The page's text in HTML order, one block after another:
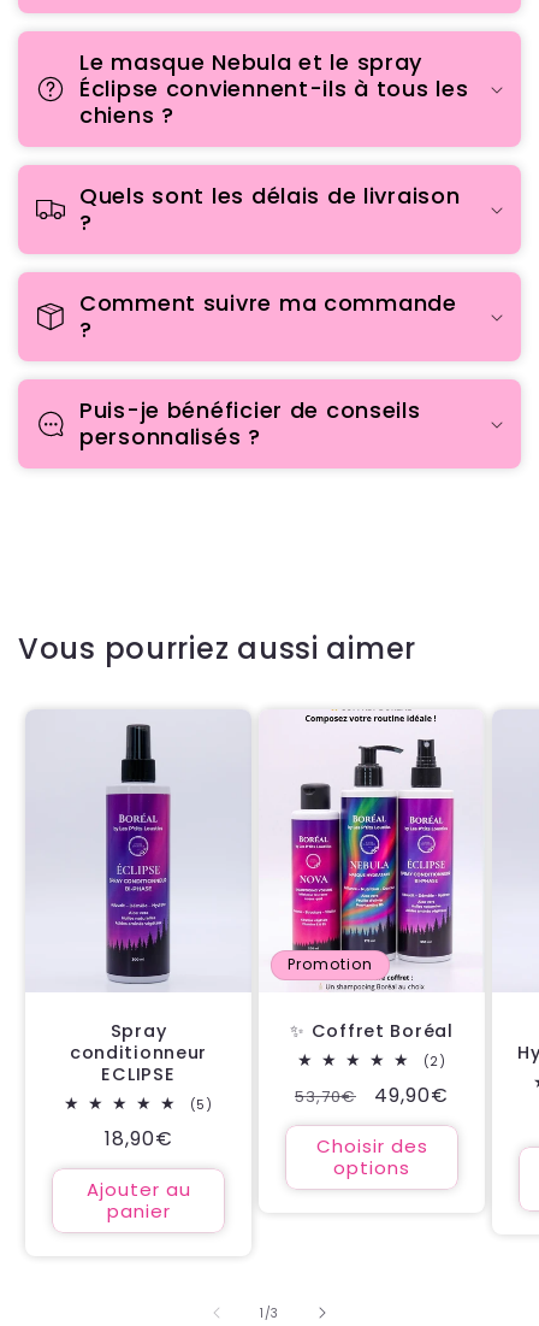
Le masque Nebula et le spray
Éclipse conviennent-ils à tous les
chiens ?
Quels sont les délais de livraison
?
Comment suivre ma commande
?
Puis-je bénéficier de conseils
personnalisés ?
Vous pourriez aussi aimer
Spray
conditionneur
ECLIPSE
(5)
Prix
habituel
18,90€
Ajouter au
panier
Promotion
✨ Coffret Boréal
(2)
des
Prix
habituel
53,70€
Prix
promotionnel
49,90€
Choisir des
options
1 /de
3